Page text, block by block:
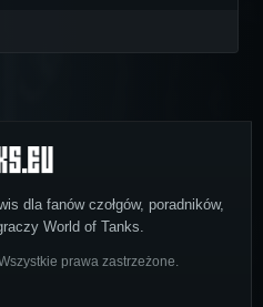
dla fanów czołgów, poradników,
World of Tanks.
prawa zastrzeżone.